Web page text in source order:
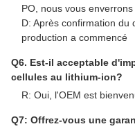
PO, nous vous
D: Après confirmation du
production a commencé
Q6. Est-il acceptable
cellules au lithium-ion?
R: Oui, l'OEM est
Q7: Offrez-vous une